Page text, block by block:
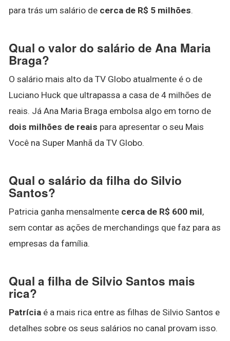
para trás um salário de cerca de R$ 5 milhões.
Qual o valor do salário de Ana Maria
Braga?
O salário mais alto da TV Globo atualmente é o de
Luciano Huck que ultrapassa a casa de 4 milhões de
reais. Já Ana Maria Braga embolsa algo em torno de
dois milhões de reais para apresentar o seu Mais
Você na Super Manhã da TV Globo.
Qual o salário da filha do Silvio
Santos?
Patricia ganha mensalmente cerca de R$ 600 mil,
sem contar as ações de merchandings que faz para as
empresas da família.
Qual a filha de Silvio Santos mais
rica?
Patrícia é a mais rica entre as filhas de Silvio Santos e
detalhes sobre os seus salários no canal provam isso.